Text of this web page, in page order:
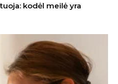
kodėl meilė yra